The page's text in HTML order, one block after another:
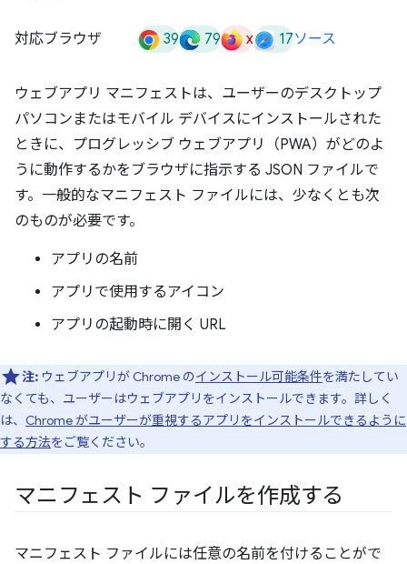
対応ブラウザ 39 79 x 17ソース
ウェブアプリ マニフェストは、ユーザーのデスクトップ
パソコンまたはモバイル デバイスにインストールされた
ときに、プログレッシブ ウェブアプリ（PWA）がどのよ
うに動作するかをブラウザに指示する JSON ファイルで
す。一般的なマニフェスト ファイルには、少なくとも次
のものが必要です。
アプリの名前
アプリで使用するアイコン
アプリの起動時に開く URL
注: ウェブアプリが Chrome のインストール可能条件を満たしてい
なくても、ユーザーはウェブアプリをインストールできます。詳しく
は、 Chrome がユーザーが重視するアプリをインストールできるように
する方法をご覧ください。
マニフェスト ファイルを作成する
マニフェスト ファイルには任意の名前を付けることがで